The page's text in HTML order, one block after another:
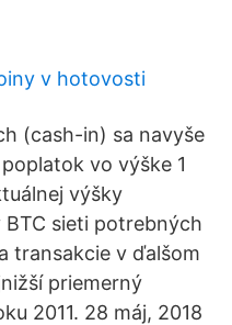
v hotovosti
(cash-in) sa navyše
vo výške 1
výšky
sieti potrebných
transakcie v ďalšom
priemerný
2011. 28 máj, 2018